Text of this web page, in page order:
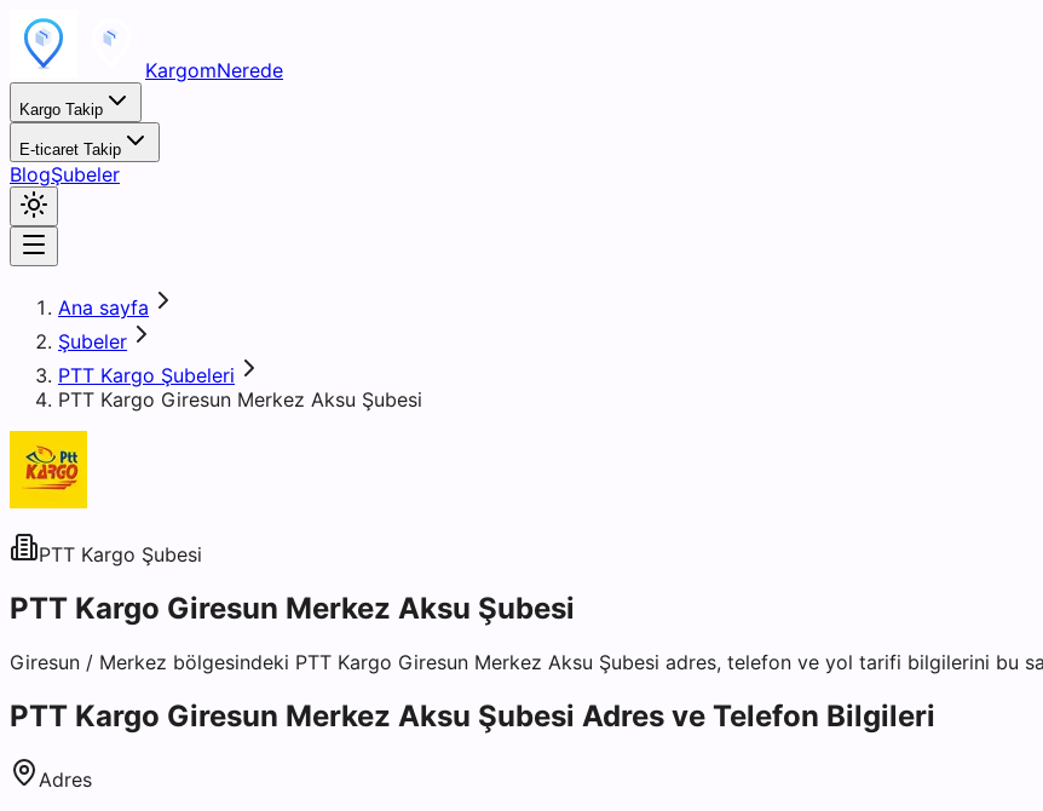
KargomNerede
Kargo Takip
E-ticaret Takip
BlogŞubeler
Ana sayfa
Şubeler
PTT Kargo Şubeleri
PTT Kargo Giresun Merkez Aksu Şubesi
PTT Kargo Şubesi
PTT Kargo Giresun Merkez Aksu Şubesi
Giresun / Merkez bölgesindeki PTT Kargo Giresun Merkez Aksu Şubesi adres, telefon ve yol tarifi bilgilerini bu
PTT Kargo Giresun Merkez Aksu Şubesi Adres ve Telefon Bilgileri
Adres